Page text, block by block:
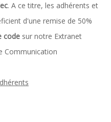
. A ce titre, les adhérents et
d'une remise de 50%
code sur notre Extranet
Communication